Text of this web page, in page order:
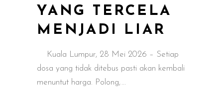
YANG TERCELA
MENJADI LIAR
Kuala Lumpur, 28 Mei 2026 – Setiap
dosa yang tidak ditebus pasti akan kembali
menuntut harga. Polong,